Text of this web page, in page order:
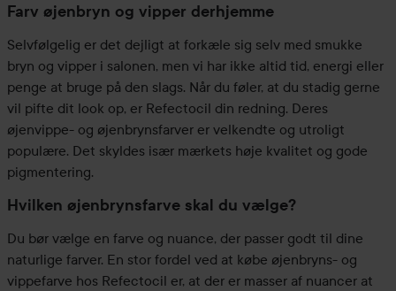
Farv øjenbryn og vipper derhjemme
Selvfølgelig er det dejligt at forkæle sig selv med smukke
bryn og vipper i salonen, men vi har ikke altid tid, energi eller
penge at bruge på den slags. Når du føler, at du stadig gerne
vil pifte dit look op, er Refectocil din redning. Deres
øjenvippe- og øjenbrynsfarver er velkendte og utroligt
populære. Det skyldes især mærkets høje kvalitet og gode
pigmentering.
Hvilken øjenbrynsfarve skal du vælge?
Du bør vælge en farve og nuance, der passer godt til dine
naturlige farver. En stor fordel ved at købe øjenbryns- og
vippefarve hos Refectocil er, at der er masser af nuancer at